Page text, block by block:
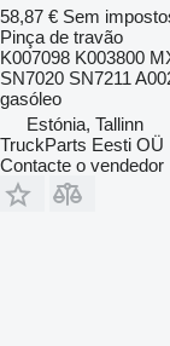
58,87 € Sem
Pinça de travão
K007098 K003800
SN7020 SN7211
gasóleo
Estónia, Tallinn
TruckParts Eesti OÜ
Contacte o vendedor